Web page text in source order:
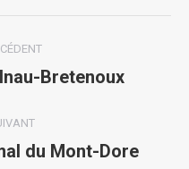
Bretenoux
du Mont-Dore